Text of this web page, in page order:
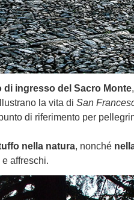
di ingresso del Sacro Monte
la vita di San
di riferimento per
nella natura, nonché
affreschi.